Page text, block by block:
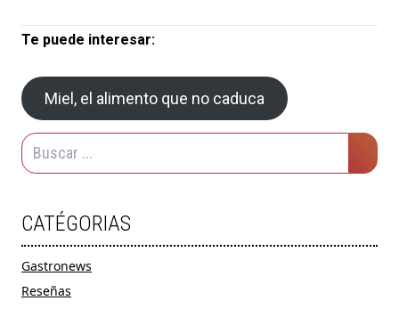
Te puede interesar:
Miel, el alimento que no caduca
CATÉGORIAS
Gastronews
Reseñas